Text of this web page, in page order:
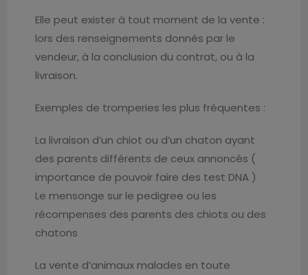
Elle peut exister à tout moment de la vente :
lors des renseignements donnés par le
vendeur, à la conclusion du contrat, ou à la
livraison.
Exemples de tromperies les plus fréquentes :
La livraison d’un chiot ou d’un chaton ayant
des parents différents de ceux annoncés (
importance de pouvoir faire des test DNA )
Le mensonge sur le pedigree ou les
récompenses des parents des chiots ou des
chatons
La vente d’animaux malades en toute